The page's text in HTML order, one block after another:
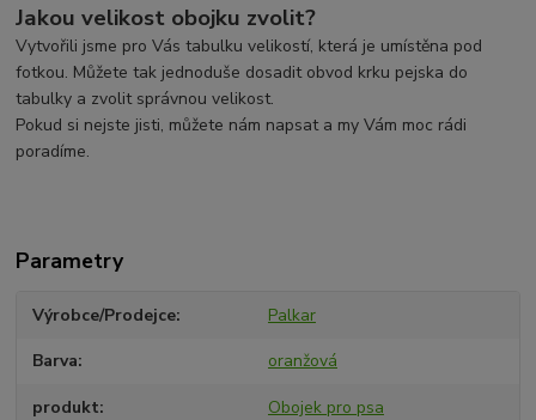
Jakou velikost obojku zvolit?
Vytvořili jsme pro Vás tabulku velikostí, která je umístěna pod
fotkou. Můžete tak jednoduše dosadit obvod krku pejska do
tabulky a zvolit správnou velikost.
Pokud si nejste jisti, můžete nám napsat a my Vám moc rádi
poradíme.
Parametry
Výrobce/Prodejce Palkar
Barva oranžová
produkt Obojek pro psa